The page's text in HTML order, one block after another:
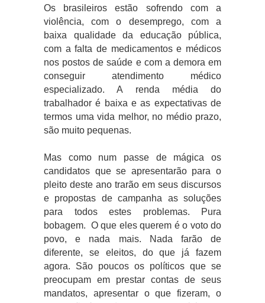
Os brasileiros estão sofrendo com a
violência, com o desemprego, com a
baixa qualidade da educação pública,
com a falta de medicamentos e médicos
nos postos de saúde e com a demora em
conseguir atendimento médico
especializado. A renda média do
trabalhador é baixa e as expectativas de
termos uma vida melhor, no médio prazo,
são muito pequenas.
Mas como num passe de mágica os
candidatos que se apresentarão para o
pleito deste ano trarão em seus discursos
e propostas de campanha as soluções
para todos estes problemas. Pura
bobagem. O que eles querem é o voto do
povo, e nada mais. Nada farão de
diferente, se eleitos, do que já fazem
agora. São poucos os políticos que se
preocupam em prestar contas de seus
mandatos, apresentar o que fizeram, o